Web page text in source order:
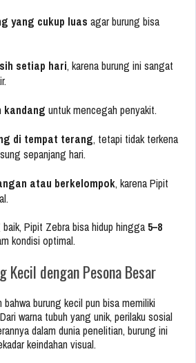
yang cukup luas agar burung bisa
setiap hari, karena burung ini sangat
kandang untuk mencegah penyakit.
di tempat terang, tetapi tidak terkena
sepanjang hari.
atau berkelompok, karena Pipit
Pipit Zebra bisa hidup hingga 5–8
kondisi optimal.
Kecil dengan Pesona Besar
burung kecil pun bisa memiliki
warna tubuh yang unik, perilaku sosial
dalam dunia penelitian, burung ini
keindahan visual.